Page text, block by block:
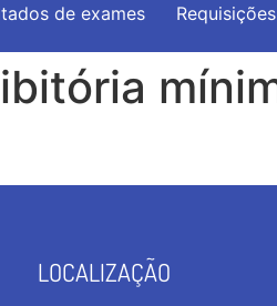
de exames
LOCALIZAÇÃO